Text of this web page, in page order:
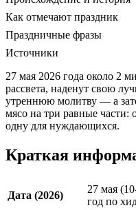
Как отмечают праздник
Праздничные фразы
Источники
27 мая 2026 года около 2
рассвета, наденут свою
утреннюю молитву — а
мясо на три равные части:
одну для нуждающихся.
Краткая
Дата (2026)
27 мая
год по